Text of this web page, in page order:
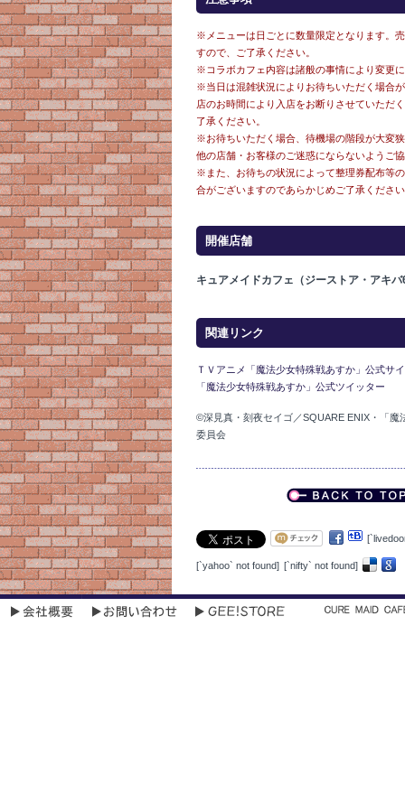
※メニューは日ごとに数量限定となります。
すので、ご了承ください。
※コラボカフェ内容は諸般の事情により変更
※当日は混雑状況によりお待ちいただく場合
店のお時間により入店をお断りさせていただ
了承ください。
※お待ちいただく場合、待機場の階段が大変
他の店舗・お客様のご迷惑にならないようご
※また、お待ちの状況によって整理券配布等
合がございますのであらかじめご了承くださ
開催店舗
キュアメイドカフェ（ジーストア・アキ
関連リンク
ＴＶアニメ「魔法少女特殊戦あすか」公式サ
「魔法少女特殊戦あすか」公式ツイッター
©深見真・刻夜セイゴ／SQUARE ENIX・「魔
委員会
[`yahoo` not found] [`nifty` not found]